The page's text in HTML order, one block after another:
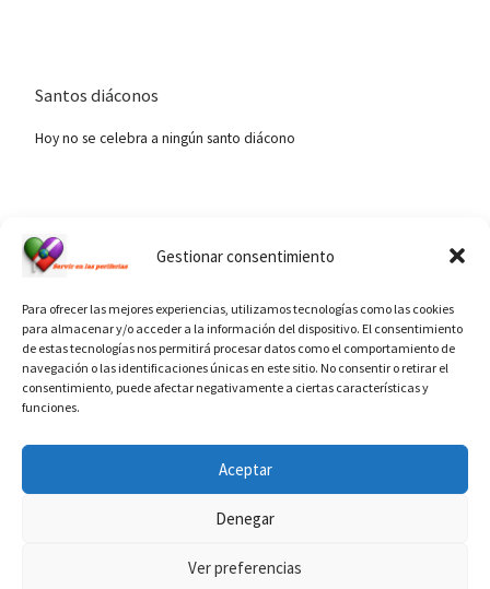
Gestionar consentimiento
Para ofrecer las mejores experiencias, utilizamos tecnologías como las cookies
para almacenar y/o acceder a la información del dispositivo. El consentimiento
de estas tecnologías nos permitirá procesar datos como el comportamiento de
navegación o las identificaciones únicas en este sitio. No consentir o retirar el
consentimiento, puede afectar negativamente a ciertas características y
funciones.
Aceptar
Denegar
Ver preferencias
Santos diáconos
Hoy no se celebra a ningún santo diácono
Diaconado permanente– Todos los derechos reservados